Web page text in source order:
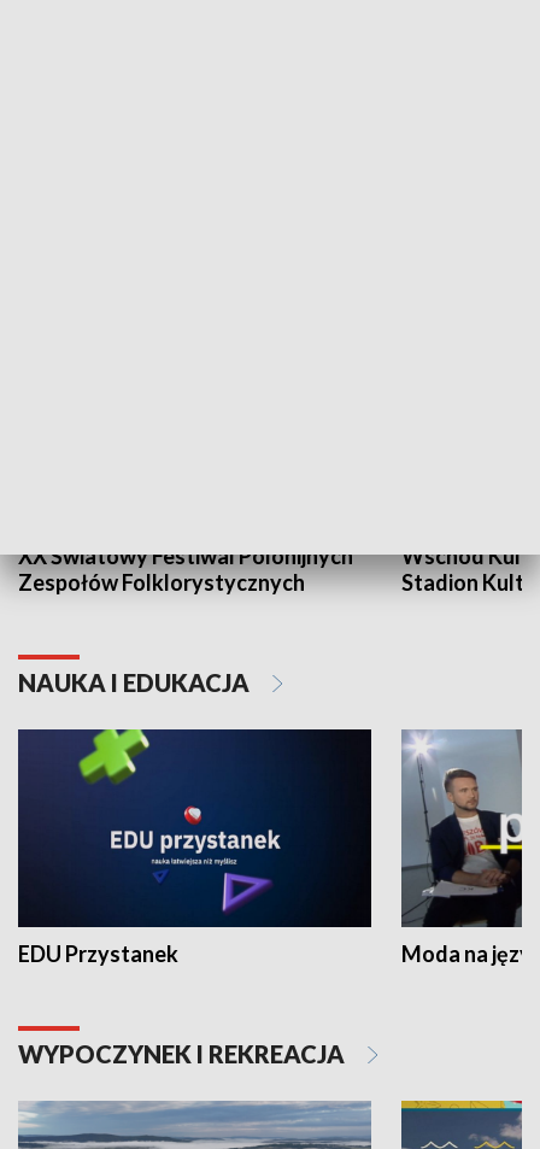
XX Światowy Festiwal Polonijnych
Zespołów Folklorystycznych
Wschód
Stadion
NAUKA I EDUKACJA
EDU Przystanek Moda na
WYPOCZYNEK I REKREACJA